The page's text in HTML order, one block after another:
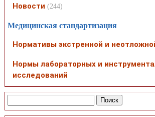
Новости (244)
Медицинская стандартизация
Нормативы экстренной и
Нормы лабораторных и
исследований